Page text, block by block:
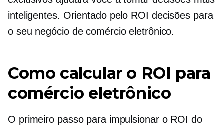
inteligentes. Orientado pelo ROI decisões para
o seu negócio de comércio eletrônico.
Como calcular o ROI para
comércio eletrônico
O primeiro passo para impulsionar o ROI do